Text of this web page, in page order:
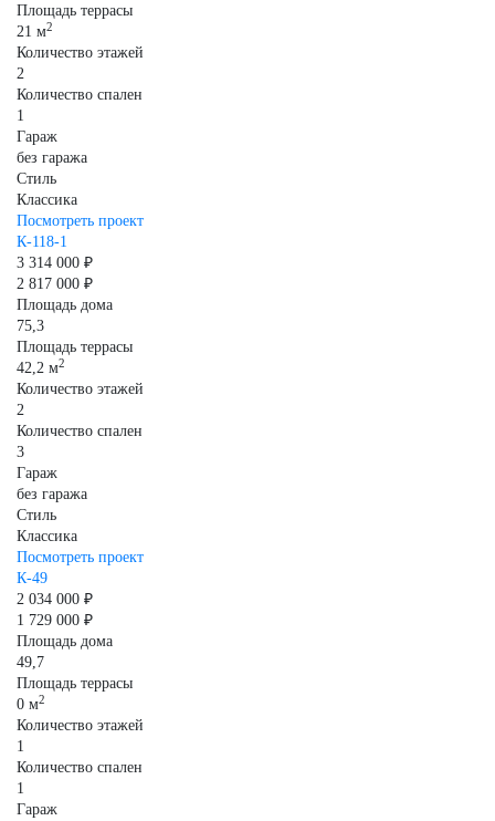
Площадь террасы
21 м2
Количество этажей
2
Количество спален
1
Гараж
без гаража
Стиль
Классика
Посмотреть проект
К-118-1
3 314 000 ₽
2 817 000 ₽
Площадь дома
75,3
Площадь террасы
42,2 м2
Количество этажей
2
Количество спален
3
Гараж
без гаража
Стиль
Классика
Посмотреть проект
К-49
2 034 000 ₽
1 729 000 ₽
Площадь дома
49,7
Площадь террасы
0 м2
Количество этажей
1
Количество спален
1
Гараж